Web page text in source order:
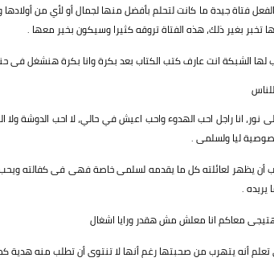
فتاة جيدة ما كانت لتحلم بأفضل منها لجمال أو لأي من
تخبر بغير ذلك، هذه الفتاة تروقه كثيرا وسيكون بخير معها .
لها الشبكة انت عارف كتب الكتاب بعد بكرة وانا بكرة هنشغل فى
انا راجل احب الهدوء واحب اعيش في حالي، لا احب الدوشة ولا
ليا ولسلمى .
أن يظهر لعائلته كل ما يقدمه لسلمى خاصة فهى فى كفالته
يريده .
معاكم انا معلش مش هقدر ورايا اشغال
أنه يتهرب من صحبتها رغم أنها لا تنتوى أن تطلب منه هدية كما